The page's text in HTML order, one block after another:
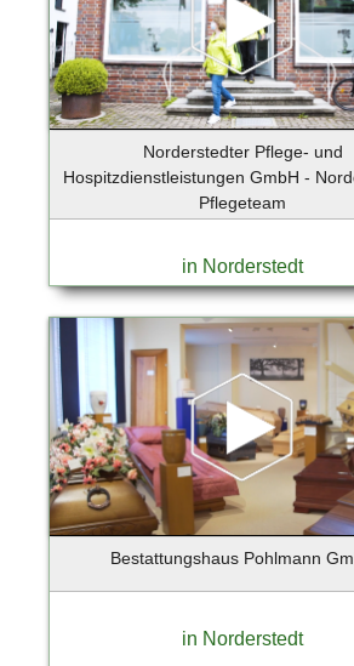
Buchholz
Buchholz i.d. Nordheide
Buchholz i.d.N.
Buchholz in der Nordheide
Burglengenfeld
Dägeling
Dassow
Dortmund
Duisburg
Düsseldorf
Düsseldorf-Hellerhof
Ebersberg
Eckernförde
Norderstedter Pflege- und
Hospitzdienstleistungen GmbH -
Pflegeteam
in Norderstedt
Bestattungshaus Pohlmann
in Norderstedt